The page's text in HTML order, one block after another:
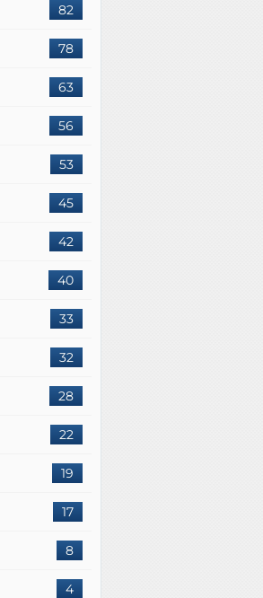
82
78
63
56
53
45
42
40
33
32
28
22
19
17
8
4